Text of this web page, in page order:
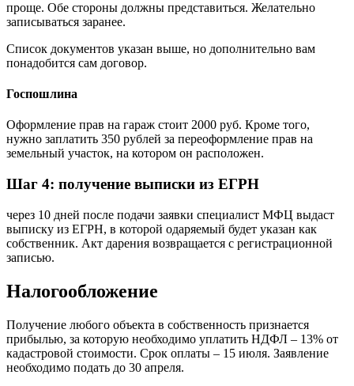
проще. Обе стороны должны представиться. Желательно
записываться заранее.
Список документов указан выше, но дополнительно вам
понадобится сам договор.
Госпошлина
Оформление прав на гараж стоит 2000 руб. Кроме того,
нужно заплатить 350 рублей за переоформление прав на
земельный участок, на котором он расположен.
Шаг 4: получение выписки из ЕГРН
через 10 дней после подачи заявки специалист МФЦ выдаст
выписку из ЕГРН, в которой одаряемый будет указан как
собственник. Акт дарения возвращается с регистрационной
записью.
Налогообложение
Получение любого объекта в собственность признается
прибылью, за которую необходимо уплатить НДФЛ – 13% от
кадастровой стоимости. Срок оплаты – 15 июля. Заявление
необходимо подать до 30 апреля.